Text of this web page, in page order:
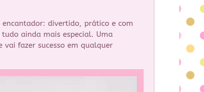
encantador: divertido, prático e com
ainda mais especial. Uma
vai fazer sucesso em qualquer